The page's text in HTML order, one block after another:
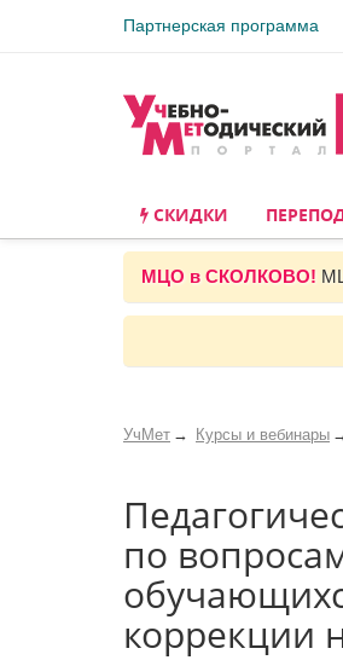
Партнерская программа
СКИДКИ
МЦО в СКОЛКОВО!
УчМет Курсы и вебинары
по
коррекции